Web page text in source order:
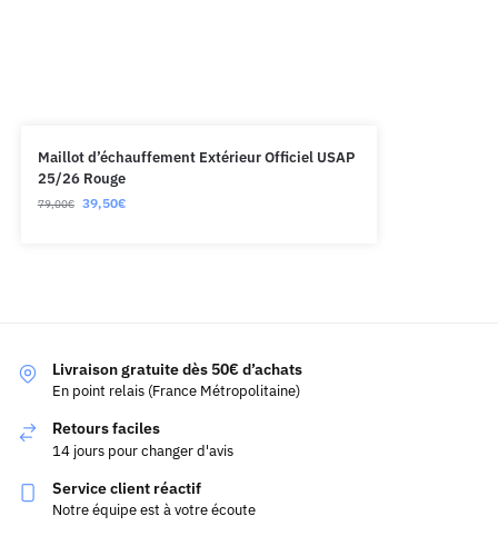
Maillot d’échauffement Extérieur Officiel USAP
25/26 Rouge
79,00€ 39,50€
Livraison gratuite dès 50€ d’achats
En point relais (France Métropolitaine)
Retours faciles
14 jours pour changer d'avis
Service client réactif
Notre équipe est à votre écoute